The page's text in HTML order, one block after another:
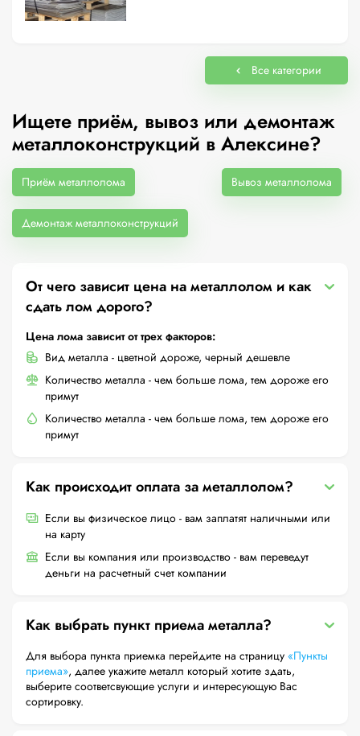
Все категории
Ищете приём, вывоз или демонтаж
металлоконструкций в Алексине?
Приём металлолома Вывоз металлолома
Демонтаж металлоконструкций
От чего зависит цена на металлолом и как
сдать лом дорого?
Цена лома зависит от трех факторов:
Вид металла - цветной дороже, черный дешевле
Количество металла - чем больше лома, тем дороже его
примут
Количество металла - чем больше лома, тем дороже его
примут
Как происходит оплата за металлолом?
Если вы физическое лицо - вам заплатят наличными или
на карту
Если вы компания или производство - вам переведут
деньги на расчетный счет компании
Как выбрать пункт приема металла?
Для выбора пункта приемка перейдите на страницу «Пункты
приема», далее укажите металл который хотите здать,
выберите соответсвующие услуги и интересующую Вас
сортировку.